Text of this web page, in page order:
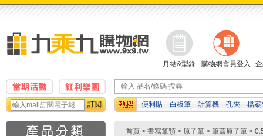
月結&型錄 購物網會員登入
訂閱 便利貼 白板筆 計算機 孔夾
檔案
首頁 > 書寫筆類 > 原子筆 > 筆蓋原子筆 >